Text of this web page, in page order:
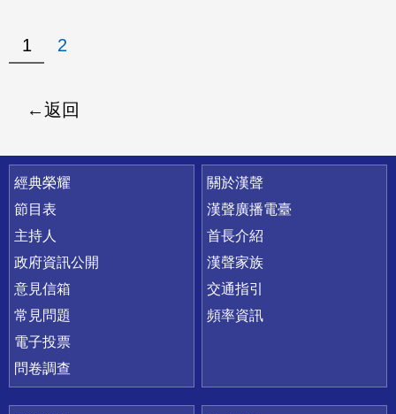
1 2
返回
快速連結
經典榮耀
節目表
主持人
政府資訊公開
意見信箱
常見問題
電子投票
問卷調查
關於漢聲
漢聲廣播電臺
首長介紹
漢聲家族
交通指引
頻率資訊